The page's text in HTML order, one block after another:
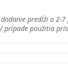
predĺži o 2-
prípade použitia